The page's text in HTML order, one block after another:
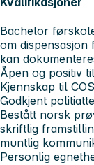
Bachelor
om
kan
Åpen og positiv
Kjennskap til
Godkjent
Bestått norsk
skriftlig
muntlig
Personlig